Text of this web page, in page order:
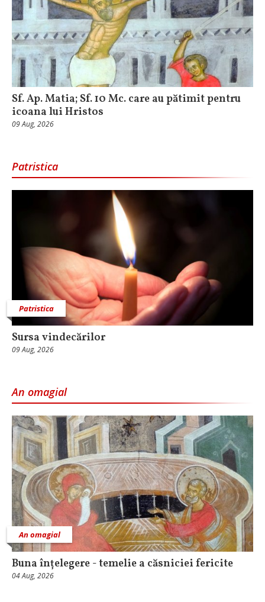
Sf. Ap. Matia; Sf. 10 Mc. care au pătimit pentru
icoana lui Hristos
09 Aug, 2026
Patristica
Patristica
Sursa vindecărilor
09 Aug, 2026
An omagial
An omagial
Buna înțelegere - temelie a căsniciei fericite
04 Aug, 2026